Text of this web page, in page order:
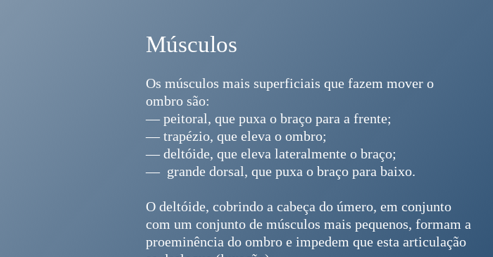
Músculos
Os músculos mais superficiais que fazem mover o
ombro são:
— peitoral, que puxa o braço para a frente;
— trapézio, que eleva o ombro;
— deltóide, que eleva lateralmente o braço;
— grande dorsal, que puxa o braço para baixo.
O deltóide, cobrindo a cabeça do úmero, em conjunto
com um conjunto de músculos mais pequenos, formam a
proeminência do ombro e impedem que esta articulação